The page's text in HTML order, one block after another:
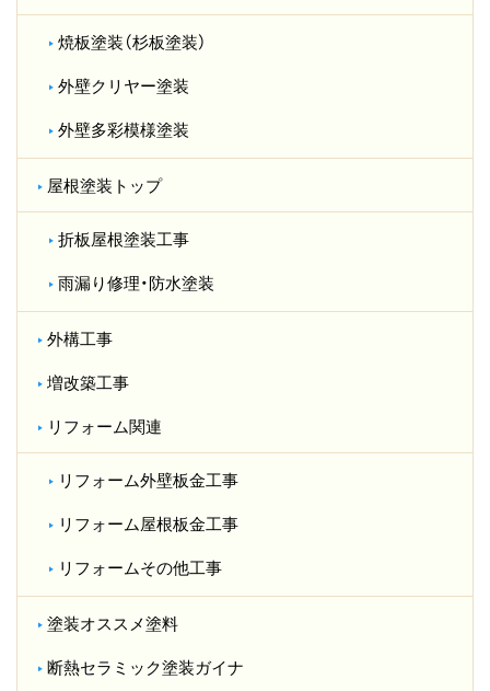
焼板塗装（杉板塗装）
外壁クリヤー塗装
外壁多彩模様塗装
屋根塗装トップ
折板屋根塗装工事
雨漏り修理・防水塗装
外構工事
増改築工事
リフォーム関連
リフォーム外壁板金工事
リフォーム屋根板金工事
リフォームその他工事
塗装オススメ塗料
断熱セラミック塗装ガイナ